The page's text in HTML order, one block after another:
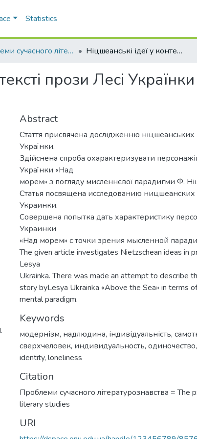
Statistics
Проблеми сучасного літературознавства Ніцшеанські ідеї у контексті прози Лесі Українки (оповідання «Над морем»)
прози Лесі
Abstract
Стаття присвячена дослідженню ніцшеанських
Українки.
Здійснена спроба охарактеризувати
Українки «Над
морем» з погляду мисленнєвої парадигми Ф.
Статья посвящена исследованию
Украинки.
Совершена попытка дать характеристику
Украинки
«Над морем» с точки зрения мысленной
The given article investigates Nietzschean ideas in
Lesya
Ukrainka. There was made an attempt to describe
story byLesya Ukrainka «Above the Sea» in terms
mental paradigm.
Keywords
модернізм, надлюдина, індивідуальність,
сверхчеловек, индивидуальность, одиночество,
identity, loneliness
Citation
Проблеми сучасного літературознавства = The
literary studies
URI